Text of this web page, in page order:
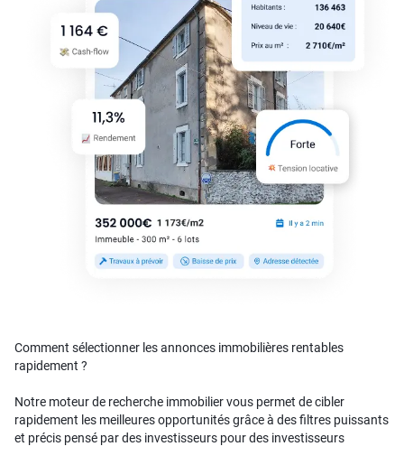
Comment sélectionner les annonces immobilières rentables
rapidement ?
Notre moteur de recherche immobilier vous permet de cibler
rapidement les meilleures opportunités grâce à des filtres puissants
et précis pensé par des investisseurs pour des investisseurs